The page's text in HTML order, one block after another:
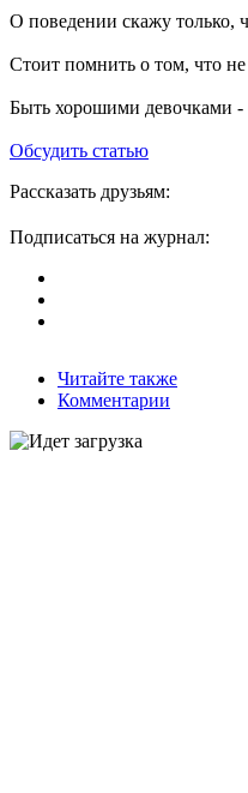
О поведении скажу только,
Стоит помнить о том, что
Быть хорошими девочками -
Обсудить статью
Рассказать друзьям:
Подписаться на журнал:
Читайте также
Комментарии